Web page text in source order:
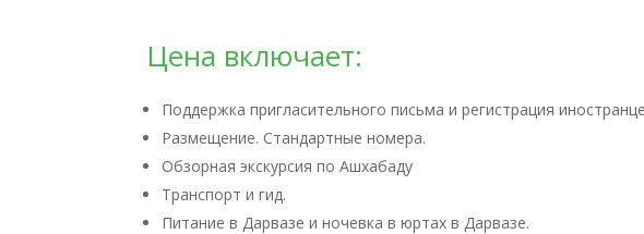
Цена включает:
Поддержка пригласительного письма и регистрация
Размещение. Стандартные номера.
Обзорная экскурсия по Ашхабаду
Транспорт и гид.
Питание в Дарвазе и ночевка в юртах в Дарвазе.